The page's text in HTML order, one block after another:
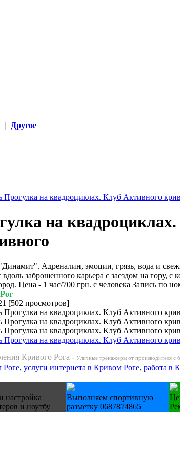
| Другое
на
Адреналин, эмоции, грязь, вода и
вдоль заброшенного карьера с заездом на гору, с
Цена - 1 час/700 грн. с человека Запись по
[502 просмотров]
Кривого Рога - Уличные тренажеры от производителя с
Роге, услуги интернета в Кривом Роге, работа в
настройка
и ноутбу
Выполняем спортивную
разметку 0687874865